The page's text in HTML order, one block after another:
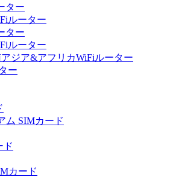
ター
ルーター
ター
ルーター
ジア&アフリカWiFiルーター
ー
ム SIMカード
ド
カード